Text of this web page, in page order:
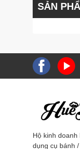
SẢN
Hộ kinh
dụng cụ bánh